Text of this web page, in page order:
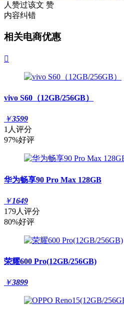
人赞过该文 赞
内容纠错
相关电商优惠

vivo S60（12GB/256GB）
￥3599
1人评分
97%好评
华为畅享90 Pro Max 128GB
￥1649
179人评分
80%好评
荣耀600 Pro(12GB/256GB)
￥3899